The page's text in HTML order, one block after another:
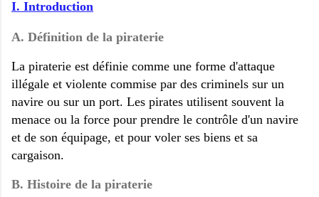
I. Introduction
A. Définition de la piraterie
La piraterie est définie comme une forme d'attaque
illégale et violente commise par des criminels sur un
navire ou sur un port. Les pirates utilisent souvent la
menace ou la force pour prendre le contrôle d'un navire
et de son équipage, et pour voler ses biens et sa
cargaison.
B. Histoire de la piraterie